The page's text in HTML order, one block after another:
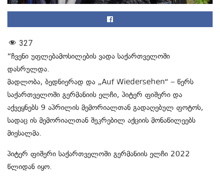
327
“ჩვენი უფლებამოსილების ვადა საქართველოში
დასრულდა.
მადლობა, ბედნიერად და „Auf Wiedersehen“ – წერს
საქართველოში გერმანიის ელჩი, პიტერ ფიშერი და
აქვეყნებს 9 აპრილის მემორიალთან გადაღებულ ფოტოს,
სადაც ის მემორიალთან შეკრებილ აქციის მონაწილეებს
მიესალმა.
პიტერ ფიშერი საქართველოში გერმანიის ელჩი 2022
წლიდან იყო.